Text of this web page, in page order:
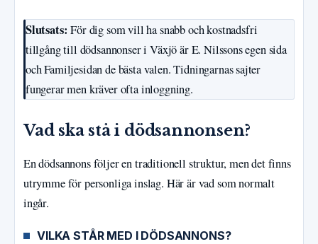
Slutsats: För dig som vill ha snabb och kostnadsfri
tillgång till dödsannonser i Växjö är E. Nilssons egen sida
och Familjesidan de bästa valen. Tidningarnas sajter
fungerar men kräver ofta inloggning.
Vad ska stå i dödsannonsen?
En dödsannons följer en traditionell struktur, men det finns
utrymme för personliga inslag. Här är vad som normalt
ingår.
VILKA STÅR MED I DÖDSANNONS?